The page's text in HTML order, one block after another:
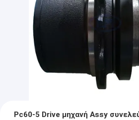
Pc60-5 Drive μηχανή Assy